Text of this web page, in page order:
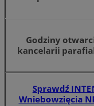
Godziny
kancelarii
Sprawdź
Wniebowzięcia